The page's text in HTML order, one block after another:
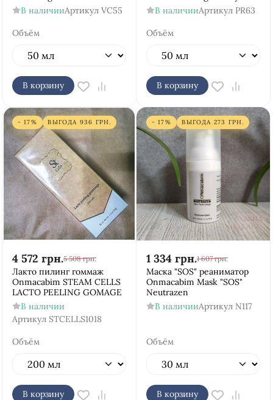
В наличииАртикул VC55
Объём
В корзину
В наличииАртикул PR63
Объём
В корзину
- 17% ВЫГОДА 936 ГРН.
4 572 грн.5 508 грн.
Лакто пилинг гоммаж
Onmacabim STEAM CELLS
LACTO PEELING GOMAGE
В наличии
Артикул STCELLS1018
Объём
В корзину
- 17% ВЫГОДА 273 ГРН.
1 334 грн.1 607 грн.
Маска "SOS" реаниматор
Onmacabim Mask "SOS"
Neutrazen
В наличииАртикул N117
Объём
В корзину